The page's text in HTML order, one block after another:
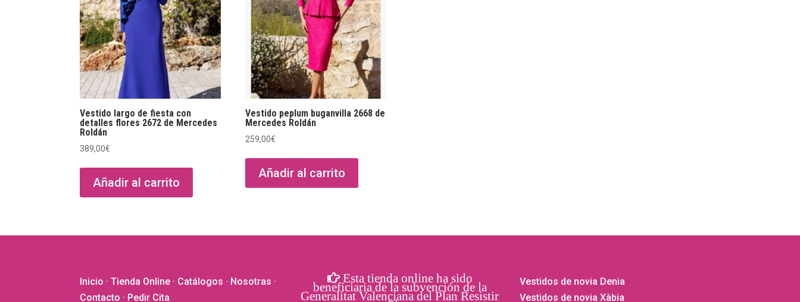
Vestido largo de fiesta con
detalles flores 2672 de Mercedes
Roldán
389,00€
Añadir al carrito
Vestido peplum buganvilla 2668 de
Mercedes Roldán
259,00€
Añadir al carrito
Inicio ·Tienda Online · Catálogos · Nosotras ·
Contacto · Pedir Cita
Esta tienda online ha sido
beneficiaria de la subvención de la
Generalitat Valenciana del Plan Resistir
Vestidos de novia Denia
Vestidos de novia Xàbia